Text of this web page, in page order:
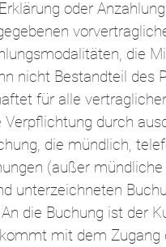
oder
die
nicht Bestandteil des
für alle
durch
die mündlich,
(außer
unterzeichneten
die Buchung ist der
mit dem Zugang